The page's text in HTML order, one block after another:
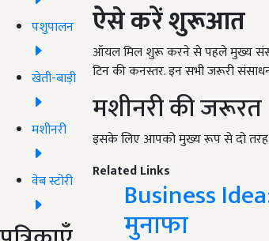
पशुपालन
खेती-बाड़ी
मशीनरी
वेब स्टोरी
ऐसे करें शुरूआत
ऑयल मिल शुरू करने से पहले मुख्य
टिन की कनस्तर. इन सभी जरूरी
मशीनरी की जरूरत
इसके लिए आपको मुख्य रूप से दो तरह
Related Links
Business
मुनाफा